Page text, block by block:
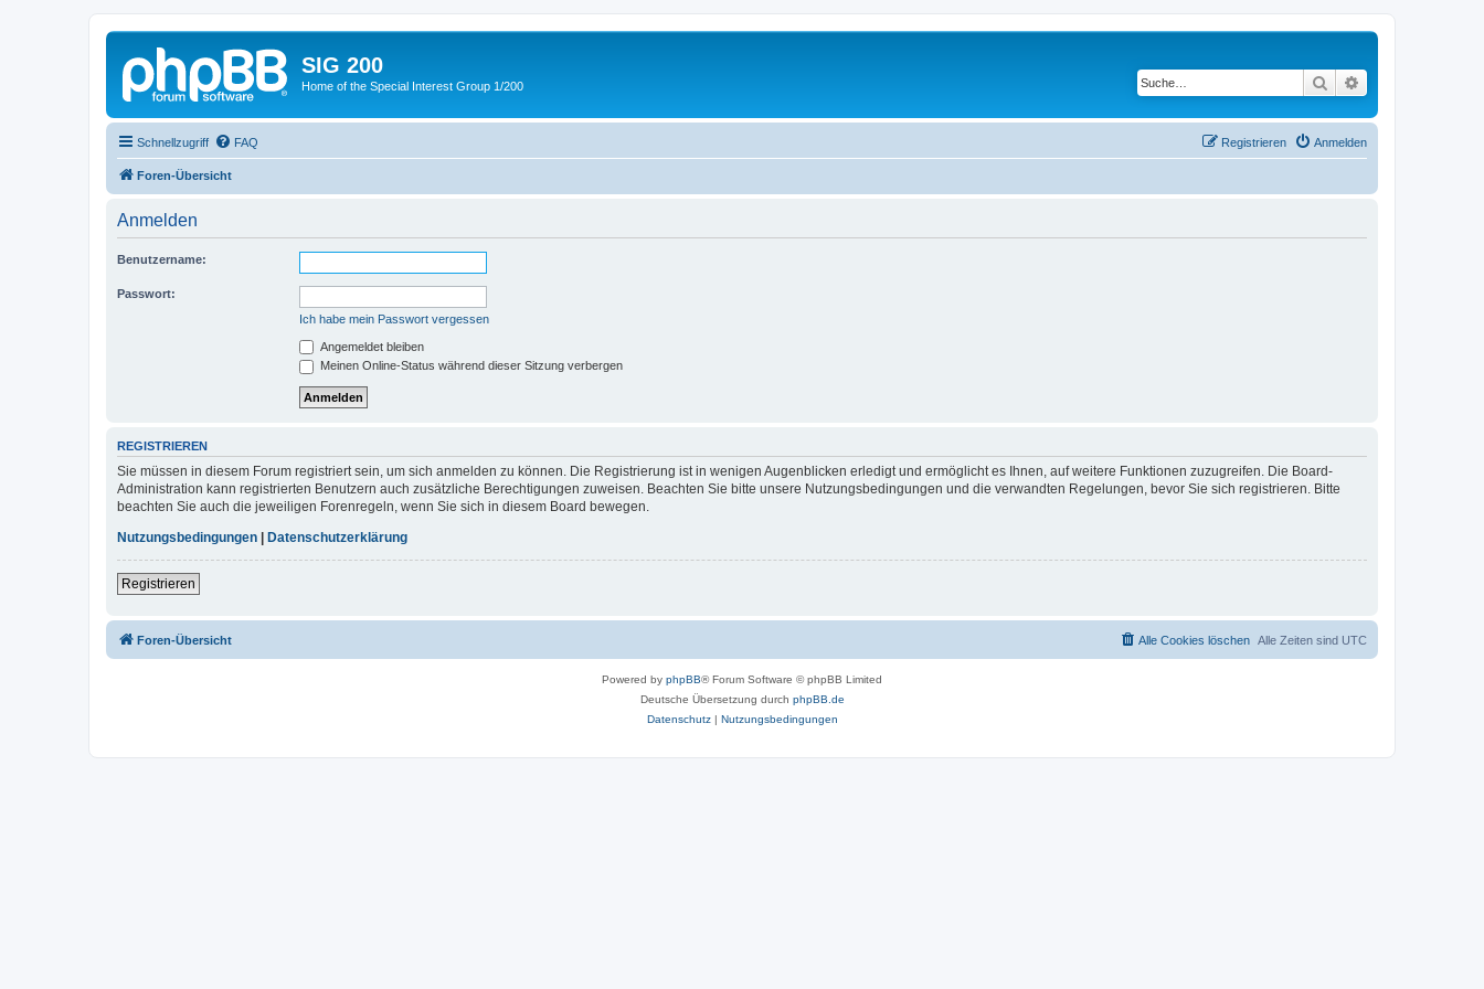
SIG 200
Home of the Special Interest Group 1/200 Suche
Schnellzugriff FAQ Anmelden
Registrieren
Foren-Übersicht
Anmelden
Benutzername:
Passwort:
Ich habe mein Passwort vergessen
Angemeldet bleiben
Meinen Online-Status während dieser Sitzung verbergen
REGISTRIEREN
Sie müssen in diesem Forum registriert sein, um sich anmelden zu können. Die Registrierung ist in wenigen Augenblicken erledigt und ermöglicht es Ihnen, auf weitere Funktionen zuzugreifen. Die Board-
Administration kann registrierten Benutzern auch zusätzliche Berechtigungen zuweisen. Beachten Sie bitte unsere Nutzungsbedingungen und die verwandten Regelungen, bevor Sie sich registrieren. Bitte
beachten Sie auch die jeweiligen Forenregeln, wenn Sie sich in diesem Board bewegen.
Nutzungsbedingungen
Datenschutzerklärung
Registrieren
Foren-Übersicht Alle Zeiten sind UTC
Alle Cookies löschen
Powered by phpBB® Forum Software © phpBB Limited
Deutsche Übersetzung durch phpBB.de
Datenschutz| Nutzungsbedingungen